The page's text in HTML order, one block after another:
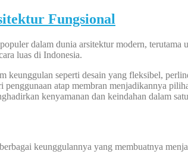
Fungsional
dalam dunia arsitektur modern,
luas di Indonesia.
seperti desain yang fleksibel,
atap membran menjadikannya
kenyamanan dan keindahan dalam
keunggulannya yang membuatnya